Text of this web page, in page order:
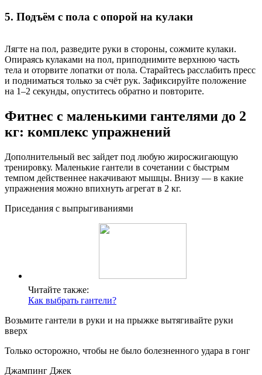
5. Подъём с пола с опорой на кулаки
Лягте на пол, разведите руки в стороны, сожмите кулаки.
Опираясь кулаками на пол, приподнимите верхнюю часть
тела и оторвите лопатки от пола. Старайтесь расслабить пресс
и подниматься только за счёт рук. Зафиксируйте положение
на 1–2 секунды, опуститесь обратно и повторите.
Фитнес с маленькими гантелями до 2
кг: комплекс упражнений
Дополнительный вес зайдет под любую жиросжигающую
тренировку. Маленькие гантели в сочетании с быстрым
темпом действеннее накачивают мышцы. Внизу — в какие
упражнения можно впихнуть агрегат в 2 кг.
Приседания с выпрыгиваниями
Читайте также:
Как выбрать гантели?
Возьмите гантели в руки и на прыжке вытягивайте руки
вверх
Только осторожно, чтобы не было болезненного удара в гонг
Джампинг Джек